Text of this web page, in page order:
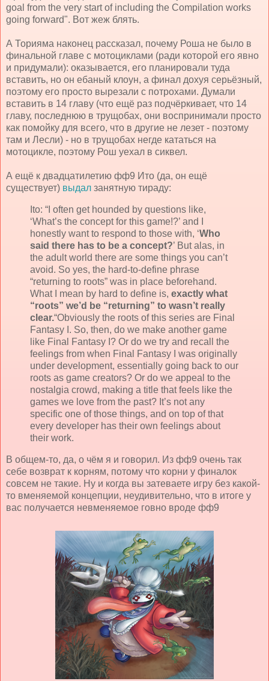
goal from the very start of including the Compilation works
going forward". Вот жеж блять.
А Торияма наконец рассказал, почему Роша не было в
финальной главе с мотоциклами (ради которой его явно
и придумали): оказывается, его планировали туда
вставить, но он ебаный клоун, а финал дохуя серьёзный,
поэтому его просто вырезали с потрохами. Думали
вставить в 14 главу (что ещё раз подчёркивает, что 14
главу, последнюю в трущобах, они воспринимали просто
как помойку для всего, что в другие не лезет - поэтому
там и Лесли) - но в трущобах негде кататься на
мотоцикле, поэтому Рош уехал в сиквел.
А ещё к двадцатилетию фф9 Ито (да, он ещё
существует) выдал занятную тираду:
Ito: “I often get hounded by questions like,
‘What’s the concept for this game!?’ and I
honestly want to respond to those with, ‘Who
said there has to be a concept?’ But alas, in
the adult world there are some things you can’t
avoid. So yes, the hard-to-define phrase
“returning to roots” was in place beforehand.
What I mean by hard to define is, exactly what
“roots” we’d be “returning” to wasn’t really
clear.“Obviously the roots of this series are Final
Fantasy I. So, then, do we make another game
like Final Fantasy I? Or do we try and recall the
feelings from when Final Fantasy I was originally
under development, essentially going back to our
roots as game creators? Or do we appeal to the
nostalgia crowd, making a title that feels like the
games we love from the past? It’s not any
specific one of those things, and on top of that
every developer has their own feelings about
their work.
В общем-то, да, о чём я и говорил. Из фф9 очень так
себе возврат к корням, потому что корни у финалок
совсем не такие. Ну и когда вы затеваете игру без какой-
то вменяемой концепции, неудивительно, что в итоге у
вас получается невменяемое говно вроде фф9